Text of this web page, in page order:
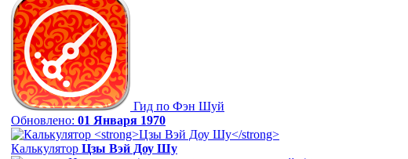
Гид по Фэн Шуй
Обновлено: 01 Января 1970
Калькулятор Цзы Вэй Доу Шу